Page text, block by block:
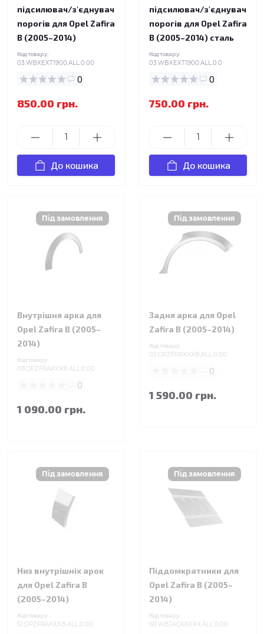
підсилювач/з'єднувач
порогів для Opel Zafira
B (2005–2014)
Код товару:
03.WBXEXT1900.ALL.0.00
0
850.00 грн.
До кошика
підсилювач/з'єднувач
порогів для Opel Zafira
B (2005–2014) сталь
Код товару:
03.WBXEXT1900.ALL.0.0
0
750.00 грн.
До кошика
Внутрішня арка для
Opel Zafira B (2005–
2014)
Код товару:
08.OPZFRAXXXB.ALL.0.00
0
1 090.00 грн.
Задня арка для Opel
Zafira B (2005–2014)
Код товару:
02.OPZFRAXXXB.ALL.0.00
0
1 590.00 грн.
Низ внутрішніх арок
для Opel Zafira B
(2005–2014)
Код товару:
51.OPZFRAXXXB.ALL.0.00
Піддомкратники для
Opel Zafira B (2005–
2014)
Код товару:
60.WBJACKXXXX.ALL.0.00